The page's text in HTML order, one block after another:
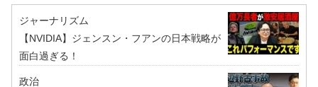
ジャーナリズム
【NVIDIA】ジェンスン・フアンの日本戦略が
面白過ぎる！
政治